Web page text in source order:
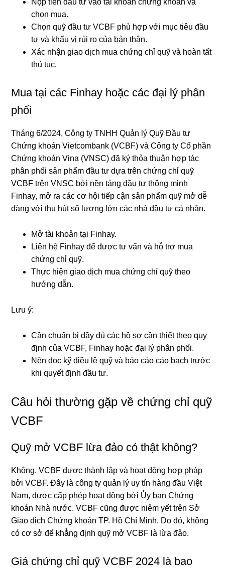
Nộp tiền đầu tư vào tài khoản chứng khoán và
chọn mua.
Chọn quỹ đầu tư VCBF phù hợp với mục tiêu đầu
tư và khẩu vị rủi ro của bản thân.
Xác nhận giao dịch mua chứng chỉ quỹ và hoàn tất
thủ tục.
Mua tại các Finhay hoặc các đại lý phân
phối
Tháng 6/2024, Công ty TNHH Quản lý Quỹ Đầu tư
Chứng khoán Vietcombank (VCBF) và Công ty Cổ phần
Chứng khoán Vina (VNSC) đã ký thỏa thuận hợp tác
phân phối sản phẩm đầu tư dựa trên chứng chỉ quỹ
VCBF trên VNSC bởi nền tảng đầu tư thông minh
Finhay, mở ra các cơ hội tiếp cận sản phẩm quỹ mở dễ
dàng với thu hút số lượng lớn các nhà đầu tư cá nhân.
Mở tài khoản tại Finhay.
Liên hệ Finhay để được tư vấn và hỗ trợ mua
chứng chỉ quỹ.
Thực hiện giao dịch mua chứng chỉ quỹ theo
hướng dẫn.
Lưu ý:
Cần chuẩn bị đầy đủ các hồ sơ cần thiết theo quy
định của VCBF, Finhay hoặc đại lý phân phối.
Nên đọc kỹ điều lệ quỹ và báo cáo cáo bạch trước
khi quyết định đầu tư.
Câu hỏi thường gặp về chứng chỉ quỹ
VCBF
Quỹ mở VCBF lừa đảo có thật không?
Không. VCBF được thành lập và hoạt động hợp pháp
bởi VCBF. Đây là công ty quản lý uy tín hàng đầu Việt
Nam, được cấp phép hoạt động bởi Ủy ban Chứng
khoán Nhà nước. VCBF cũng được niêm yết trên Sở
Giao dịch Chứng khoán TP. Hồ Chí Minh. Do đó, không
có cơ sở để khẳng định quỹ mở VCBF là lừa đảo.
Giá chứng chỉ quỹ VCBF 2024 là bao